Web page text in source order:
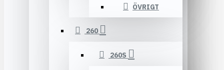
ÖVRIGT
260
260S